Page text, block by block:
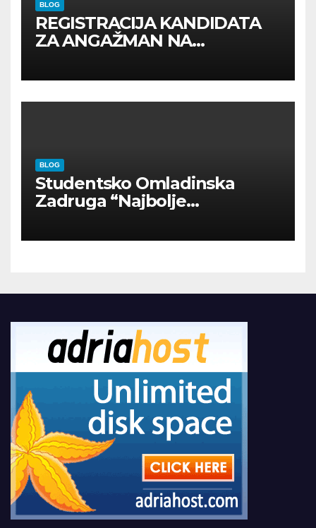
BLOG
REGISTRACIJA KANDIDATA
ZA ANGAŽMAN NA
BLOG
Studentsko Omladinska
Zadruga “Najbolje